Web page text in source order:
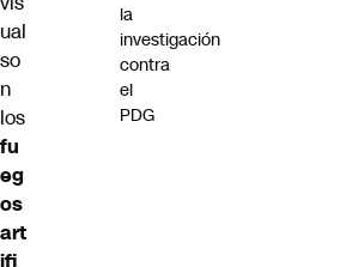
ual
so
n
los
fu
eg
os
art
la
investigación
contra
el
PDG